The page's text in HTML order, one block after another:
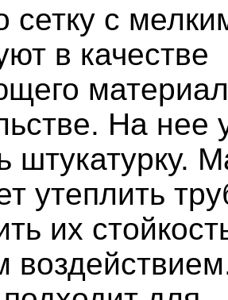
сетку с
в качестве
На нее
штукатурку.
утеплить
их